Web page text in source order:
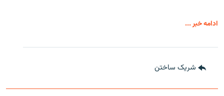
ادامه خبر ...
شریک ساختن